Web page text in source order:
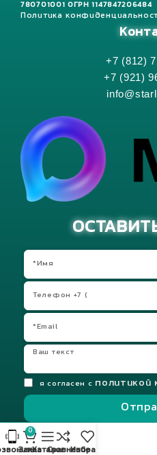
780701001 ОГРН 1147847206484
Политика
+7 (812)
+7 (921)
я согласен с политикой
0
ЗаказКаталогСравнениеИзбранное